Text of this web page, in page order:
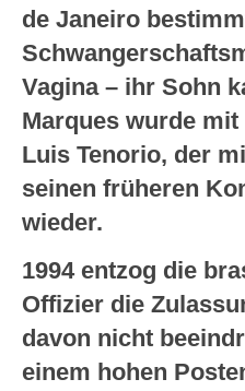
de Janeiro
Vagina – ihr Sohn
Marques wurde
Luis Tenorio, der
seinen früheren
wieder.
1994 entzog die
Offizier die
davon nicht
einem hohen